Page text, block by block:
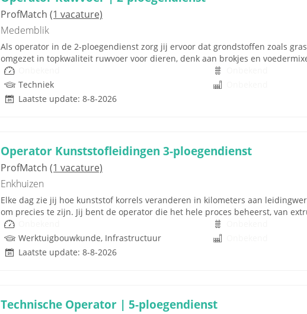
ProfMatch (1 vacature)
Medemblik
Als operator in de 2-ploegendienst zorg jij ervoor dat grondstoffen zoals
omgezet in topkwaliteit ruwvoer voor dieren, denk aan brokjes en
Techniek
Laatste update: 8-8-2026
Operator Kunststofleidingen 3-ploegendienst
ProfMatch (1 vacature)
Enkhuizen
Elke dag zie jij hoe kunststof korrels veranderen in kilometers aan
om precies te zijn. Jij bent de operator die het hele proces beheerst, van
Werktuigbouwkunde, Infrastructuur
Laatste update: 8-8-2026
Technische Operator | 5-ploegendienst